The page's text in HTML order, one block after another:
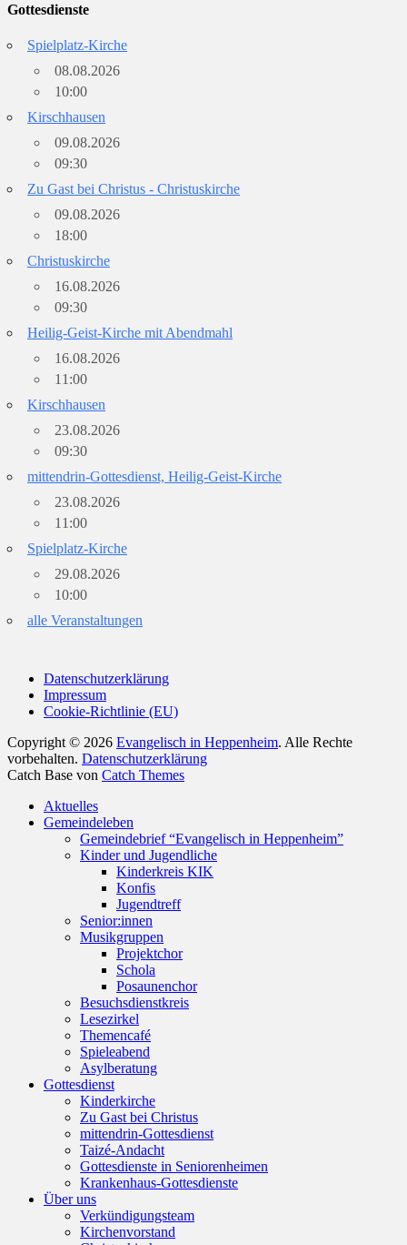
Gottesdienste
Spielplatz-Kirche
08.08.2026
10:00
Kirschhausen
09.08.2026
09:30
Zu Gast bei Christus - Christuskirche
09.08.2026
18:00
Christuskirche
16.08.2026
09:30
Heilig-Geist-Kirche mit Abendmahl
16.08.2026
11:00
Kirschhausen
23.08.2026
09:30
mittendrin-Gottesdienst, Heilig-Geist-Kirche
23.08.2026
11:00
Spielplatz-Kirche
29.08.2026
10:00
alle Veranstaltungen
Datenschutzerklärung
Impressum
Cookie-Richtlinie (EU)
Copyright © 2026 Evangelisch in Heppenheim. Alle Rechte
vorbehalten. Datenschutzerklärung
Catch Base von Catch Themes
oben
scrollen
Aktuelles
Gemeindeleben
Gemeindebrief “Evangelisch in Heppenheim”
Kinder und Jugendliche
Kinderkreis KIK
Konfis
Jugendtreff
Senior:innen
Musikgruppen
Projektchor
Schola
Posaunenchor
Besuchsdienstkreis
Lesezirkel
Themencafé
Spieleabend
Asylberatung
Gottesdienst
Kinderkirche
Zu Gast bei Christus
mittendrin-Gottesdienst
Taizé-Andacht
Gottesdienste in Seniorenheimen
Krankenhaus-Gottesdienste
Über uns
Verkündigungsteam
Kirchenvorstand